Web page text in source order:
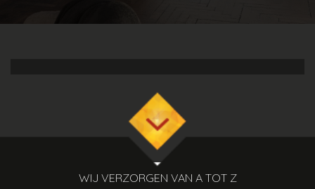
WIJ VERZORGEN VAN A TOT Z